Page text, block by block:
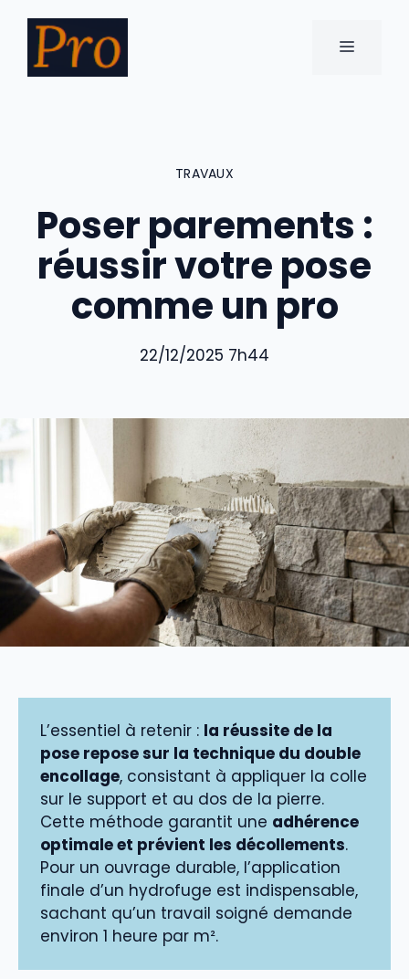
contenu
MENU
TRAVAUX
Poser parements :
réussir votre pose
comme un pro
22/12/2025 7h44
L’essentiel à retenir : la réussite de la
pose repose sur la technique du double
encollage, consistant à appliquer la colle
sur le support et au dos de la pierre.
Cette méthode garantit une adhérence
optimale et prévient les décollements.
Pour un ouvrage durable, l’application
finale d’un hydrofuge est indispensable,
sachant qu’un travail soigné demande
environ 1 heure par m².